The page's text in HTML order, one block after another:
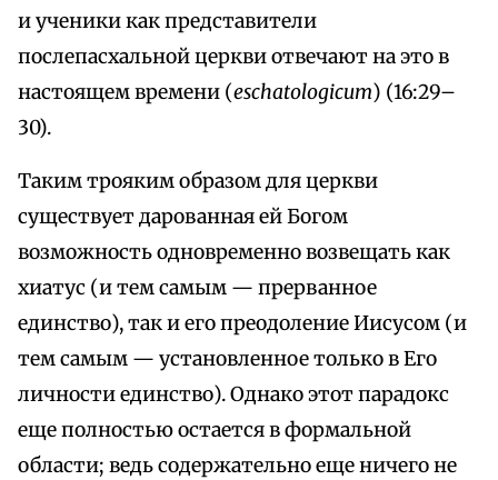
и ученики как представители
послепасхальной церкви отвечают на это в
настоящем времени (eschatologicum) (16:29–
30).
Таким трояким образом для церкви
существует дарованная ей Богом
возможность одновременно возвещать как
хиатус (и тем самым — прерванное
единство), так и его преодоление Иисусом (и
тем самым — установленное только в Его
личности единство). Однако этот парадокс
еще полностью остается в формальной
области; ведь содержательно еще ничего не